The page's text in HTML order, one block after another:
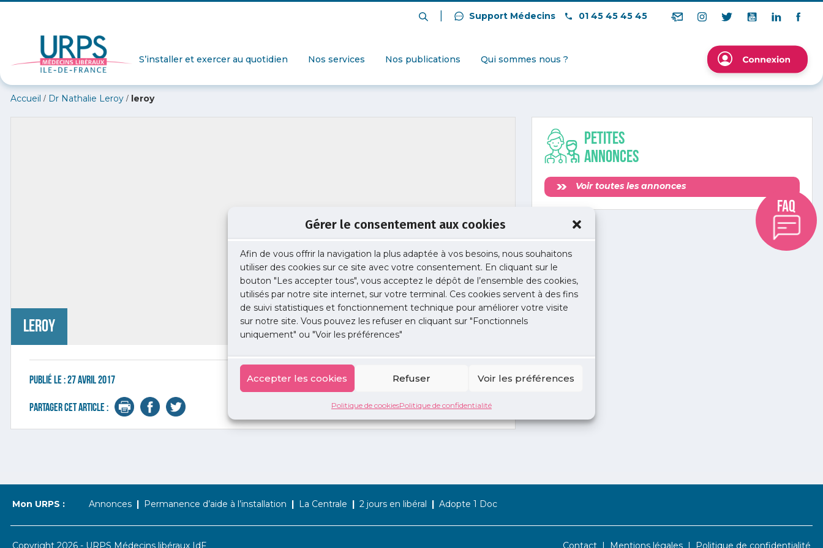
Gérer le consentement aux cookies
Afin de vous offrir la navigation la plus adaptée à vos besoins, nous souhaitons
utiliser des cookies sur ce site avec votre consentement. En cliquant sur le
bouton "Les accepter tous", vous acceptez le dépôt de l’ensemble des cookies,
utilisés par notre site internet, sur votre terminal. Ces cookies servent à des fins
de suivi statistiques et fonctionnement technique pour améliorer votre visite
sur notre site. Vous pouvez les refuser en cliquant sur "Fonctionnels
uniquement" ou "Voir les préférences"
Accepter les cookies Refuser Voir les préférences
Politique de cookiesPolitique de confidentialité
Support Médecins 01 45 45 45 45
S’installer et exercer au quotidien Nos services Nos publications Qui sommes nous ?
Accueil / Dr Nathalie Leroy / leroy
leroy
Publié le :27 avril 2017
Partager cet article :
Petites
annonces
Voir toutes les annonces
Mon URPS : Annonces Permanence d’aide à l’installation La Centrale 2 jours en libéral Adopte 1 Doc
Copyright 2026 - URPS Médecins libéraux IdF Contact Mentions légales Politique de confidentialité